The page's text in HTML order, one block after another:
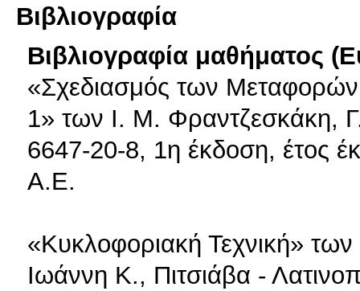
Βιβλιογραφία
Βιβλιογραφία μαθήματος
«Σχεδιασμός των Μεταφορών
1» των Ι. Μ. Φραντζεσκάκη,
6647-20-8, 1η έκδοση, έτος
Α.Ε.
«Κυκλοφοριακή Τεχνική»
Ιωάννη Κ., Πιτσιάβα -